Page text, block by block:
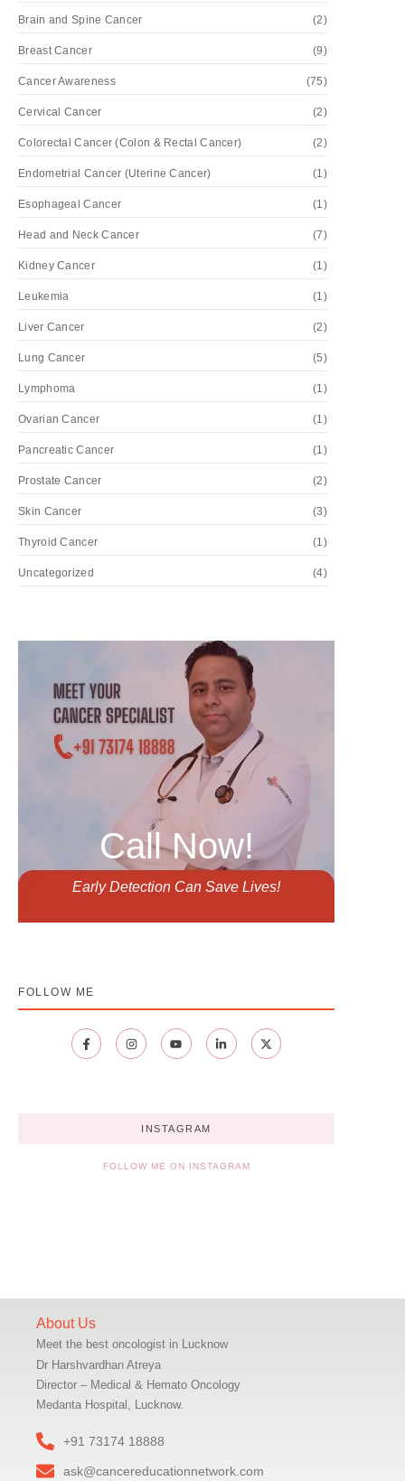
Brain and Spine Cancer (2)
Breast Cancer (9)
Cancer Awareness (75)
Cervical Cancer (2)
Colorectal Cancer (Colon & Rectal Cancer) (2)
Endometrial Cancer (Uterine Cancer) (1)
Esophageal Cancer (1)
Head and Neck Cancer (7)
Kidney Cancer (1)
Leukemia (1)
Liver Cancer (2)
Lung Cancer (5)
Lymphoma (1)
Ovarian Cancer (1)
Pancreatic Cancer (1)
Prostate Cancer (2)
Skin Cancer (3)
Thyroid Cancer (1)
Uncategorized (4)
Call Now!
Early Detection Can Save Lives!
FOLLOW ME
INSTAGRAM
FOLLOW ME ON INSTAGRAM
About Us
Meet the best oncologist in Lucknow
Dr Harshvardhan Atreya
Director – Medical & Hemato Oncology
Medanta Hospital, Lucknow.
+91 73174 18888
ask@cancereducationnetwork.com